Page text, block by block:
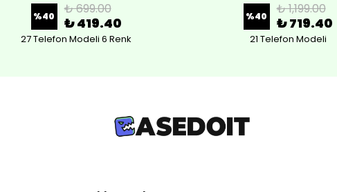
%40 ₺ 699.00
₺ 419.40
27 Telefon Modeli 6 Renk
%40 ₺ 1,199.00
₺ 719.40
21 Telefon Modeli